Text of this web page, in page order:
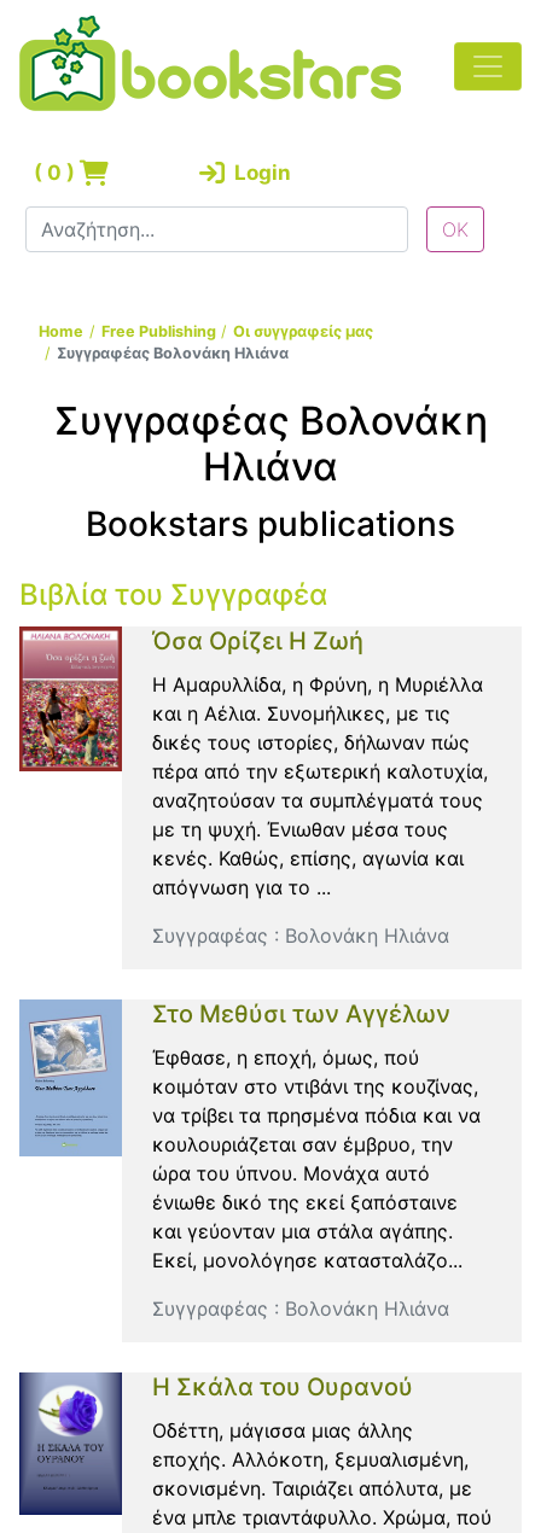
( 0 ) Login
Home Free Publishing
Οι συγγραφείς μας
Συγγραφέας Βολονάκη Ηλιάνα
Συγγραφέας Βολονάκη
Ηλιάνα
Bookstars publications
Βιβλία του Συγγραφέα
Όσα Ορίζει Η Ζωή
Η Αμαρυλλίδα, η Φρύνη, η Μυριέλλα
και η Αέλια. Συνομήλικες, με τις
δικές τους ιστορίες, δήλωναν πώς
πέρα από την εξωτερική καλοτυχία,
αναζητούσαν τα συμπλέγματά τους
με τη ψυχή. Ένιωθαν μέσα τους
κενές. Καθώς, επίσης, αγωνία και
απόγνωση για το ...
Συγγραφέας : Βολονάκη Ηλιάνα
Στο Μεθύσι των Αγγέλων
Έφθασε, η εποχή, όμως, πού
κοιμόταν στο ντιβάνι της κουζίνας,
να τρίβει τα πρησμένα πόδια και να
κουλουριάζεται σαν έμβρυο, την
ώρα του ύπνου. Μονάχα αυτό
ένιωθε δικό της εκεί ξαπόσταινε
και γεύονταν μια στάλα αγάπης.
Εκεί, μονολόγησε κατασταλάζο...
Συγγραφέας : Βολονάκη Ηλιάνα
Η Σκάλα του Ουρανού
Οδέττη, μάγισσα μιας άλλης
εποχής. Αλλόκοτη, ξεμυαλισμένη,
σκονισμένη. Ταιριάζει απόλυτα, με
ένα μπλε τριαντάφυλλο. Χρώμα, πού